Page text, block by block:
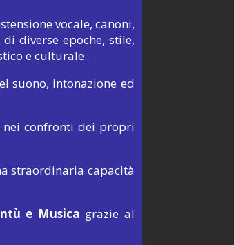
vocale, canoni,
diverse epoche, stile,
e culturale.
suono, intonazione ed
confronti dei propri
straordinaria capacità
e Musica grazie al